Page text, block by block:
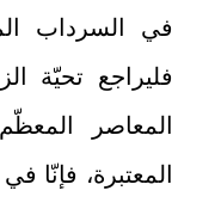
في السرداب
فليراجع تحيّة
المعاصر
المعتبرة، فإنّا